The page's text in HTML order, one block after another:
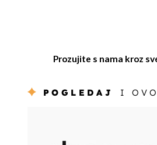
Prozujite s nama kroz
POGLEDAJ I OVO